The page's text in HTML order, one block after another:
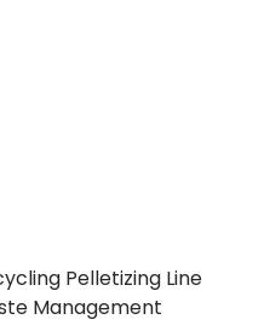
Pelletizing Line
Management